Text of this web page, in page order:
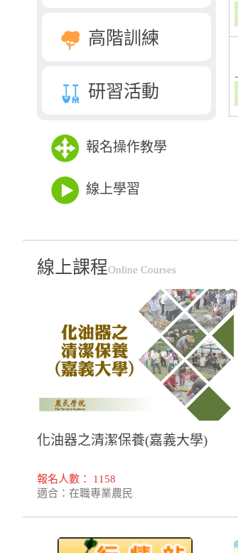
高階訓練
研習活動
報名操作教學
線上學習
線上課程Online Courses
化油器之清潔保養(嘉義大學)
報名人數： 1158
適合：在職專業農民